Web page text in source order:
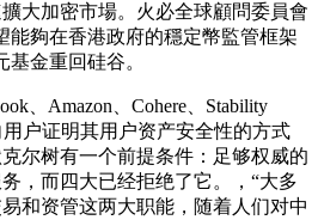
大加密市場。火必全球顧問委員會
能夠在香港政府的穩定幣監管框架
金重回硅谷。
、Amazon、Cohere、Stability
户证明其用户资产安全性的方式
尔树有一个前提条件：足够权威的
，而四大已经拒绝了它。，“大多
和资管这两大职能，随着人们对中